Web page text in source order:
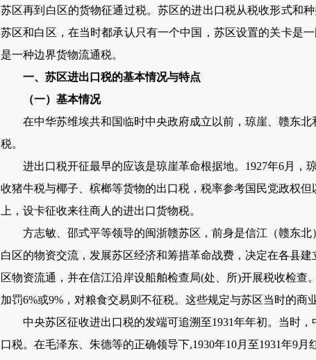
苏区再到白区的货物征通过税。苏区的进出口税从税收形式和
苏区和白区，在当时都承认只有一个中国，苏区设置的关卡是
是一种边界货物流通税。
一、苏区进出口税的基本情况与特点
（一）基本情况
在中华苏维埃共和国临时中央政府成立以前，琼崖、赣东北
税。
进出口税开征最早的应该是琼崖革命根据地。1927年6月，
收猪牛税与椰子、槟榔等货物的出口税，税率参考国民党政权
上，设卡征收来往商人的进出口货物税。
方志敏、邵式平等领导的闽浙赣苏区，前身是信江（赣东北
白区的物资交流，发展苏区经济和筹措革命战费，决定在各县
区物资流通，并在信江沿岸设船舶检查局(处、所)开展税收检
加罚6%或9%，对粮食交易则不征税。这些规定与苏区当时的商
中央苏区征收进出口税的发端可追溯至1931年年初。当时
口税。在毛泽东、朱德等的正确领导下,1930年10月至1931年9